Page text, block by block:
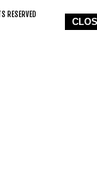
RESERVED